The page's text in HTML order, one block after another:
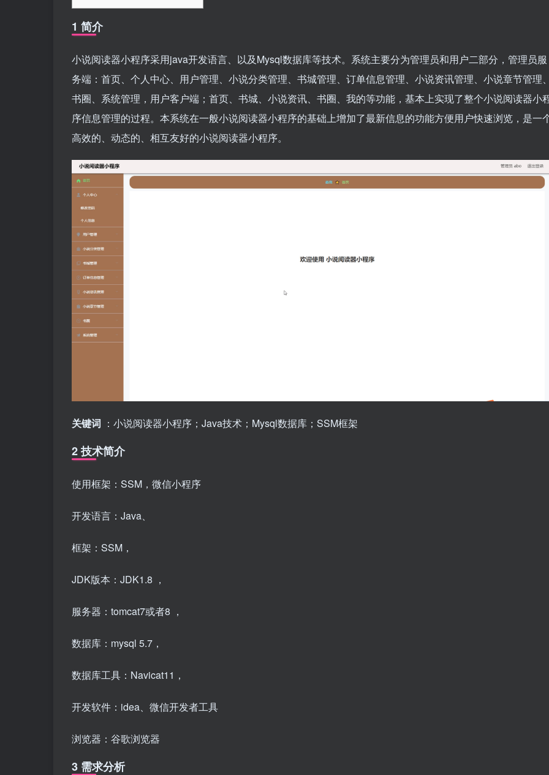
1 简介
小说阅读器小程序采用java开发语言、以及Mysql数据库等技术。系统主要分为管理员和用户二部分，管理员服
务端：首页、个人中心、用户管理、小说分类管理、书城管理、订单信息管理、小说资讯管理、小说章节管理
书圈、系统管理，用户客户端；首页、书城、小说资讯、书圈、我的等功能，基本上实现了整个小说阅读器小
序信息管理的过程。本系统在一般小说阅读器小程序的基础上增加了最新信息的功能方便用户快速浏览，是一
高效的、动态的、相互友好的小说阅读器小程序。
关键词 ：小说阅读器小程序；Java技术；Mysql数据库；SSM框架
2 技术简介
使用框架：SSM，微信小程序
开发语言：Java、
框架：SSM，
JDK版本：JDK1.8 ，
服务器：tomcat7或者8 ，
数据库：mysql 5.7，
数据库工具：Navicat11，
开发软件：idea、微信开发者工具
浏览器：谷歌浏览器
3 需求分析